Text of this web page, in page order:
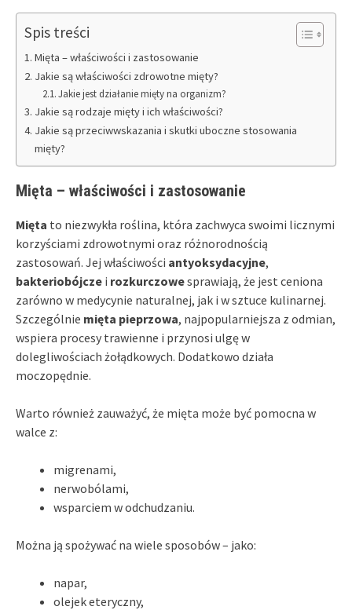
Spis treści
Mięta – właściwości i zastosowanie
Jakie są właściwości zdrowotne mięty?
Jakie jest działanie mięty na organizm?
Jakie są rodzaje mięty i ich właściwości?
Jakie są przeciwwskazania i skutki uboczne stosowania
mięty?
Mięta – właściwości i zastosowanie
Mięta to niezwykła roślina, która zachwyca swoimi licznymi
korzyściami zdrowotnymi oraz różnorodnością
zastosowań. Jej właściwości antyoksydacyjne,
bakteriobójcze i rozkurczowesprawiają, że jest ceniona
zarówno w medycynie naturalnej, jak i w sztuce kulinarnej.
Szczególnie mięta pieprzowa, najpopularniejsza z odmian,
wspiera procesy trawienne i przynosi ulgę w
dolegliwościach żołądkowych. Dodatkowo działa
moczopędnie.
Warto również zauważyć, że mięta może być pomocna w
walce z:
migrenami,
nerwobólami,
wsparciem w odchudzaniu.
Można ją spożywać na wiele sposobów – jako:
napar,
olejek eteryczny,